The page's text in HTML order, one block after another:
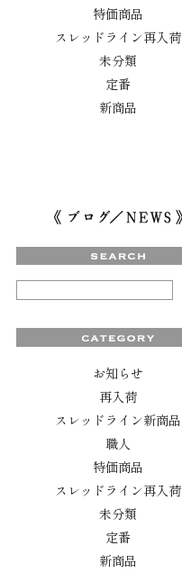
特価商品
スレッドライン再入荷
未分類
定番
新商品
お知らせ
再入荷
スレッドライン新商品
職人
特価商品
スレッドライン再入荷
未分類
定番
新商品